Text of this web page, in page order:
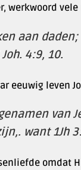
werkwoord vele
aan daden;
4:9, 10.
eeuwig leven
van
want 1Jh
omdat